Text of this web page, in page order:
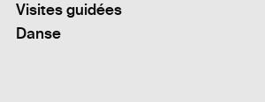
Visites guidées
Danse